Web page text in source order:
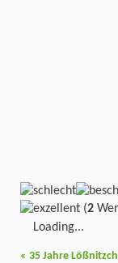
(2
Loading...
« 35 Jahre